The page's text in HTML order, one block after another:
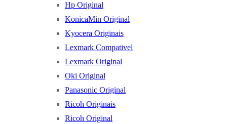
Hp Original
KonicaMin Original
Kyocera Originais
Lexmark Compativel
Lexmark Original
Oki Original
Panasonic Original
Ricoh Originais
Ricoh Original